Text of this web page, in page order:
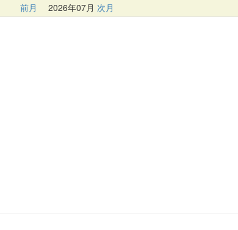
前月 2026年07月 次月